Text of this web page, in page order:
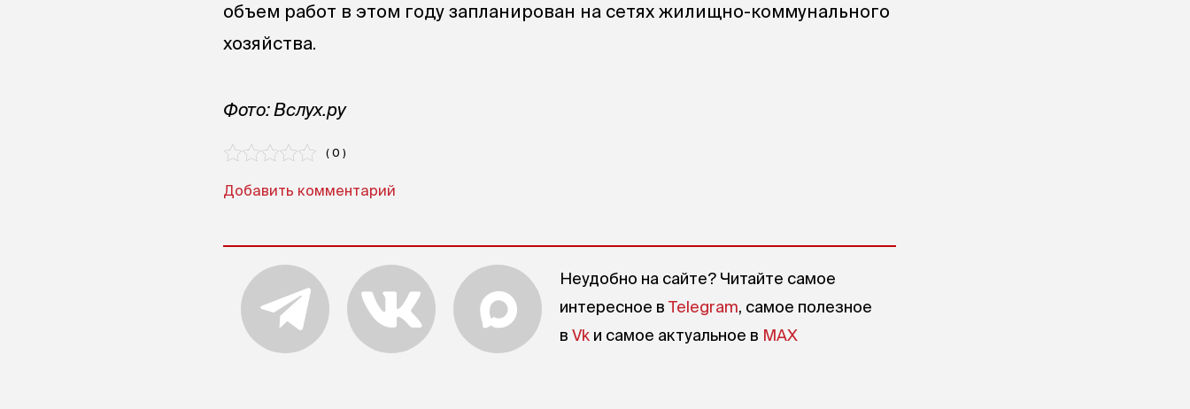
объем работ в этом году запланирован на сетях жилищно-коммунального
хозяйства.
Фото: Вслух.ру
( 0 )
Добавить комментарий
Неудобно на сайте? Читайте самое
интересное в Telegram, самое полезное
в Vk и самое актуальное в MAX